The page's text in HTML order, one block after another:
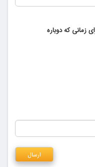
زمانی که دوباره